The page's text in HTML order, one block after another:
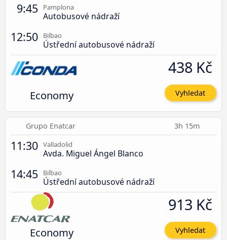
9:45 Pamplona
Autobusové nádraží
12:50 Bilbao
Ústřední autobusové nádraží
Economy
438 Kč
Vyhledat
Grupo Enatcar 3h 15m
11:30 Valladolid
Avda. Miguel Ángel Blanco
14:45 Bilbao
Ústřední autobusové nádraží
Economy
913 Kč
Vyhledat